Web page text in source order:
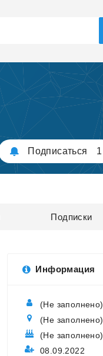
Подписаться 1
Подписки
Информация
(Не заполнено)
(Не заполнено)
(Не заполнено)
08.09.2022